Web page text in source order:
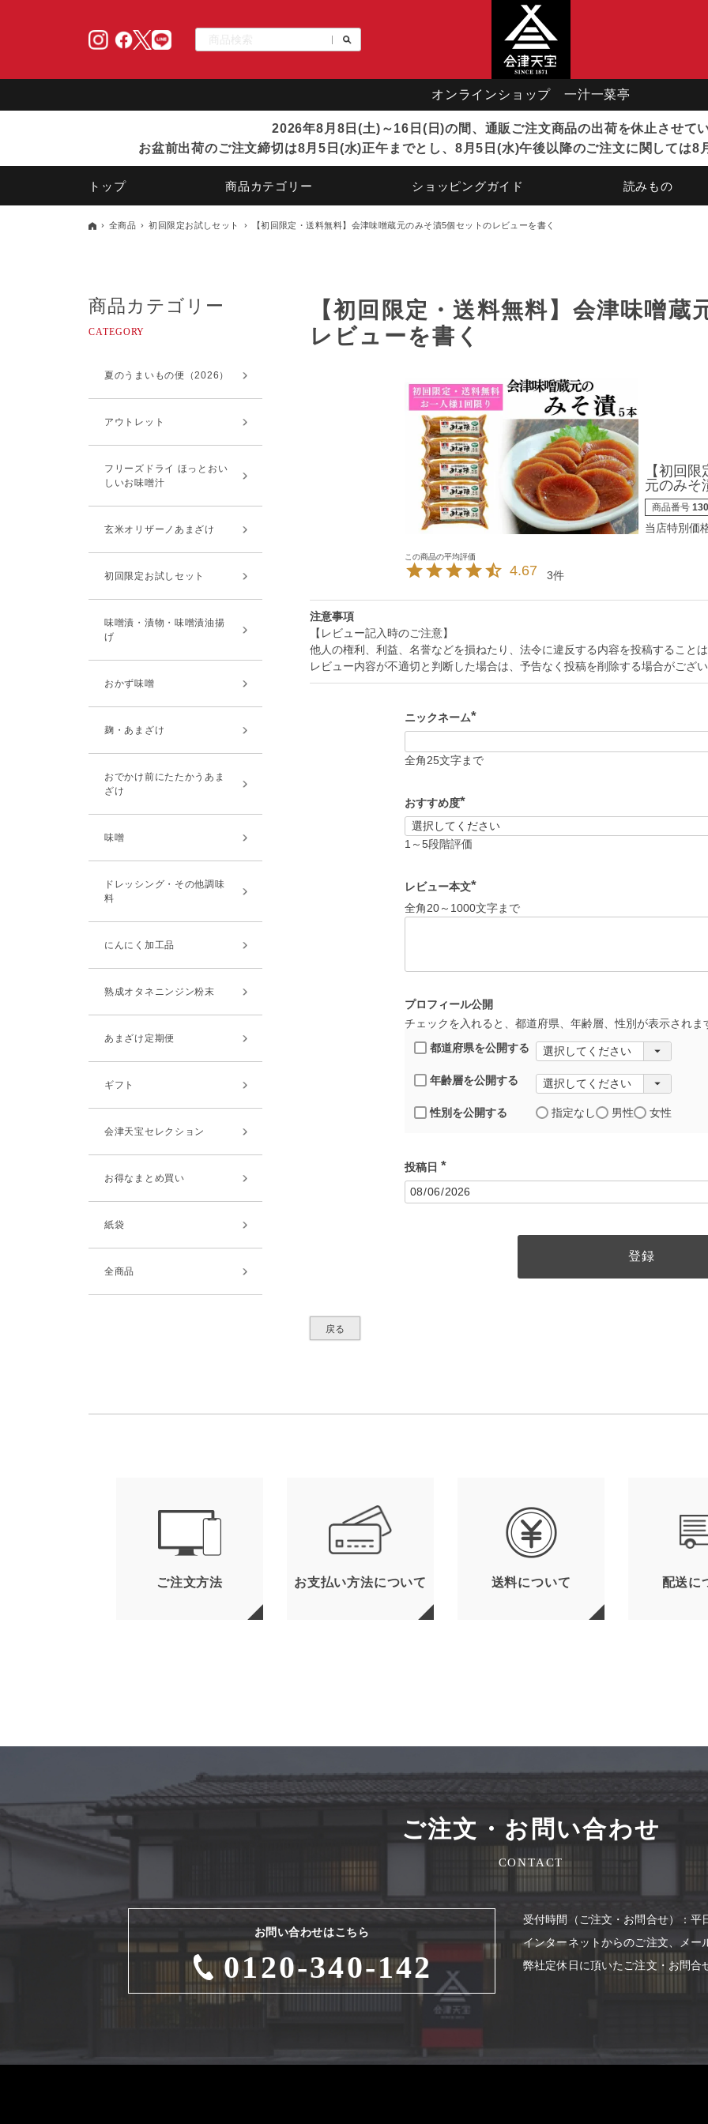
オンラインショップ 一汁一菜亭
2026年8月8日(土)～16日(日)の間、通販ご注文商品の出荷を休止させて
お盆前出荷のご注文締切は8月5日(水)正午までとし、8月5日(水)午後以降のご注文に関しては8
トップ 商品カテゴリー ショッピングガイド 読みもの
全商品 初回限定お試しセット 【初回限定・送料無料】会津味噌蔵元のみそ漬5個セットのレビューを書く
商品カテゴリー
夏のうまいもの便（2026）
アウトレット
フリーズドライ ほっとおい
しいお味噌汁
玄米オリザーノあまざけ
初回限定お試しセット
味噌漬・漬物・味噌漬油揚
げ
おかず味噌
麹・あまざけ
おでかけ前にたたかうあま
ざけ
味噌
ドレッシング・その他調味
料
にんにく加工品
熟成オタネニンジン粉末
あまざけ定期便
ギフト
会津天宝セレクション
お得なまとめ買い
紙袋
全商品
【初回限定・送料無料】会津味噌
レビューを書く
【初回
元のみそ
商品番号
当店特別価
4.67 3
注意事項
【レビュー記入時のご注意】
他人の権利、利益、名誉などを損ねたり、法令に違反する内容を投稿すること
レビュー内容が不適切と判断した場合は、予告なく投稿を削除する場合がござ
ニックネーム
(
須
)
全角25文字まで
おすすめ度
(
必
須
)
1～5段階評価
レビュー本文
必
須
全角20～1000文字まで
プロフィール公開
チェックを入れると、都道府県、年齢層、性別が表示されま
都道府県を公開する
年齢層を公開する
性別を公開する 指定なし 男性 女性
投稿日
(
必
須
登録
戻る
ご注文方法 お支払い方法について 送料について 配送に
ご注文・お問い合わせ
CONTACT
お問い合わせはこちら
0120-340-142
受付時間（ご注⽂・お問合せ）：平
インターネットからのご注⽂、メ
弊社定休⽇に頂いたご注⽂・お問合